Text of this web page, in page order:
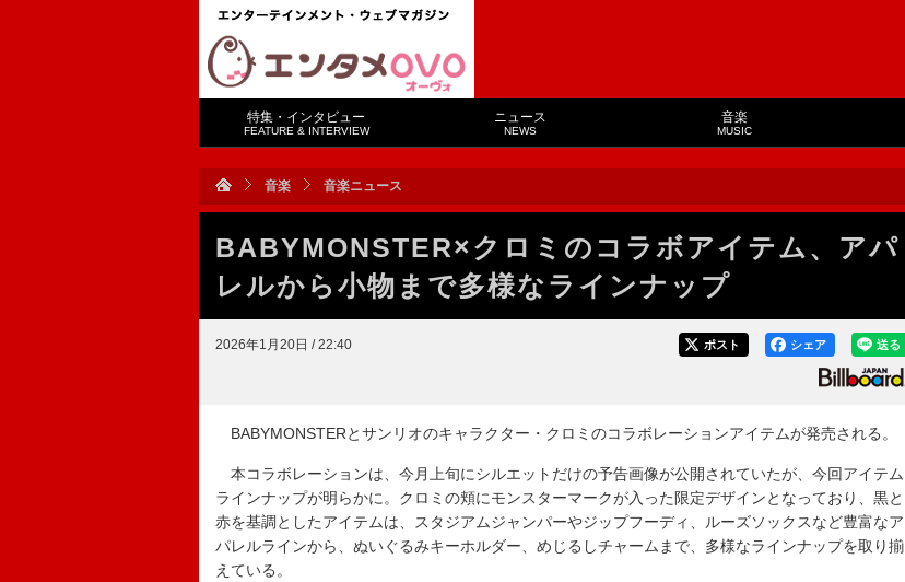
特集・インタビュー
FEATURE & INTERVIEW
ニュース
NEWS
音楽
MUSIC
音楽 音楽ニュース
BABYMONSTER×クロミのコラボアイテム、アパ
レルから小物まで多様なラインナップ
2026年1月20日 / 22:40 送る
シェア
ポスト
BABYMONSTERとサンリオのキャラクター・クロミのコラボレーションアイテムが発売される。
本コラボレーションは、今月上旬にシルエットだけの予告画像が公開されていたが、今回アイテム
ラインナップが明らかに。クロミの頬にモンスターマークが入った限定デザインとなっており、黒と
赤を基調としたアイテムは、スタジアムジャンパーやジップフーディ、ルーズソックスなど豊富なア
パレルラインから、ぬいぐるみキーホルダー、めじるしチャームまで、多様なラインナップを取り揃
えている。